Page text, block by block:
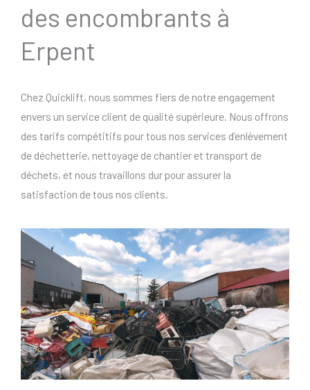
des encombrants à
Erpent
Chez Quicklift, nous sommes fiers de notre engagement
envers un service client de qualité supérieure. Nous offrons
des tarifs compétitifs pour tous nos services d’enlèvement
de déchetterie, nettoyage de chantier et transport de
déchets, et nous travaillons dur pour assurer la
satisfaction de tous nos clients.